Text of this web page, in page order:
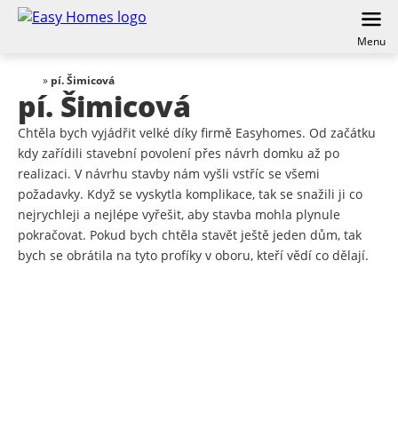
Menu
» pí. Šimicová
pí. Šimicová
Chtěla bych vyjádřit velké díky firmě Easyhomes. Od začátku
kdy zařídili stavební povolení přes návrh domku až po
realizaci. V návrhu stavby nám vyšli vstříc se všemi
požadavky. Když se vyskytla komplikace, tak se snažili ji co
nejrychleji a nejlépe vyřešit, aby stavba mohla plynule
pokračovat. Pokud bych chtěla stavět ještě jeden dům, tak
bych se obrátila na tyto profíky v oboru, kteří vědí co dělají.